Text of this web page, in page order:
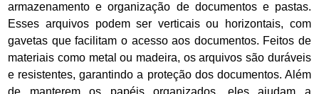
armazenamento e organização de documentos e pastas.
Esses arquivos podem ser verticais ou horizontais, com
gavetas que facilitam o acesso aos documentos. Feitos de
materiais como metal ou madeira, os arquivos são duráveis
e resistentes, garantindo a proteção dos documentos. Além
de manterem os papéis organizados, eles ajudam a